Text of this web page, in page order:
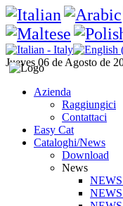
Jueves 06 de Agosto de
Azienda
Raggiungici
Contattaci
Easy Cat
Cataloghi/News
Download
News
NEWS